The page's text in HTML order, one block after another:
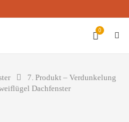
0
7. Produkt – Verdunkelung
Dachfenster